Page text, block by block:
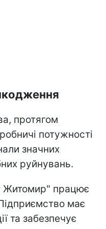
протягом
потужності
значних
руйнувань.
Житомир" працює
має
та забезпечує